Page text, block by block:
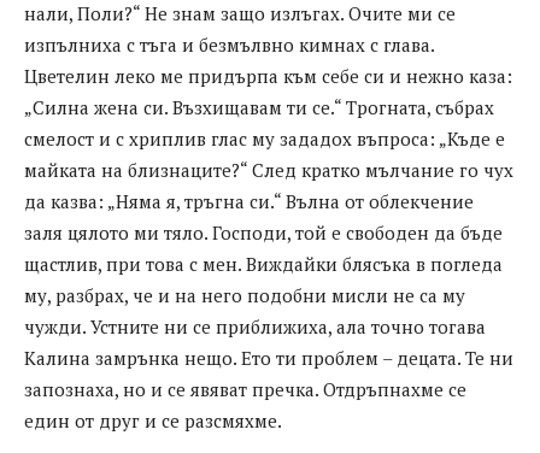
нали, Поли?“ Не знам защо излъгах. Очите ми се
изпълниха с тъга и безмълвно кимнах с глава.
Цветелин леко ме придърпа към себе си и нежно каза:
„Силна жена си. Възхищавам ти се.“ Трогната, събрах
смелост и с хриплив глас му зададох въпроса: „Къде е
майката на близнаците?“ След кратко мълчание го чух
да казва: „Няма я, тръгна си.“ Вълна от облекчение
заля цялото ми тяло. Господи, той е свободен да бъде
щастлив, при това с мен. Виждайки блясъка в погледа
му, разбрах, че и на него подобни мисли не са му
чужди. Устните ни се приближиха, ала точно тогава
Калина замрънка нещо. Ето ти проблем – децата. Те ни
запознаха, но и се явяват пречка. Отдръпнахме се
един от друг и се разсмяхме.